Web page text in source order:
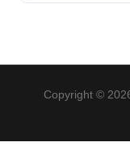
RS232C RS485
Skala Skala
Copyright ©